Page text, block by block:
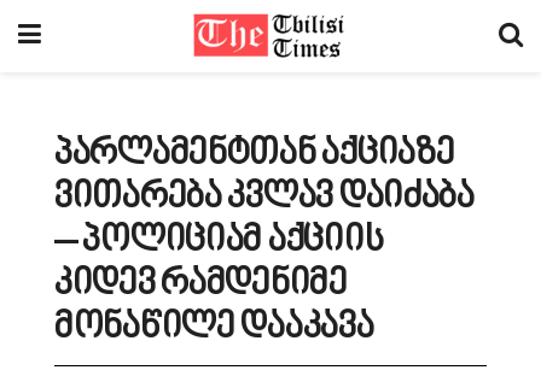
პარლამენტთან აქციაზე
ვითარება კვლავ დაიძაბა
– პოლიციამ აქციის
კიდევ რამდენიმე
მონაწილე დააკავა